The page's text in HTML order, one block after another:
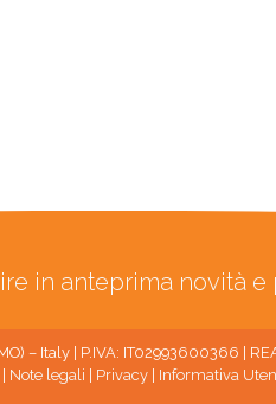
in anteprima novità e
– Italy | P.IVA: IT02993600366 |
Note legali Privacy| Informativa